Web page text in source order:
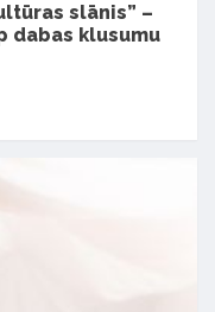
slānis” –
dabas klusumu